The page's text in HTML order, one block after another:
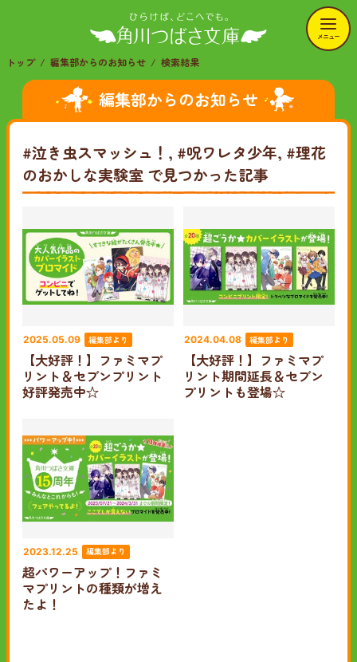
メニュー
トップ 編集部からのお知らせ 検索結果
編集部からのお知らせ
#泣き虫スマッシュ！, #呪ワレタ少年, #理花
のおかしな実験室 で見つかった記事
2025.05.09 編集部より
【大好評！】ファミマプ
リント＆セブンプリント
好評発売中☆
2024.04.08 編集部より
【大好評！】ファミマプ
リント期間延長＆セブン
プリントも登場☆
2023.12.25 編集部より
超パワーアップ！ファミ
マプリントの種類が増え
たよ！